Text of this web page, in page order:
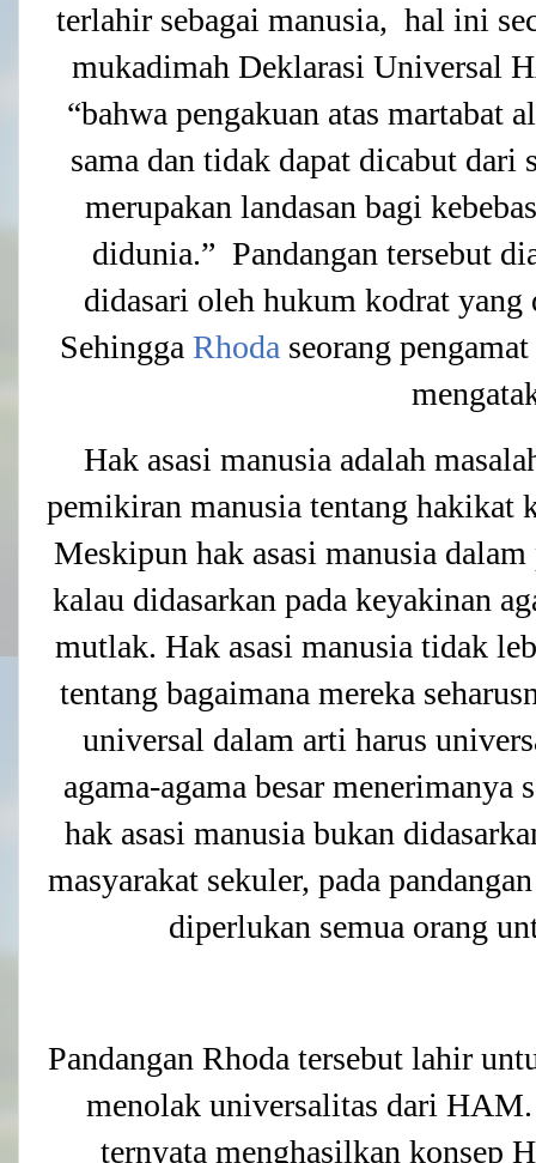
terlahir sebagai manusia, hal ini
mukadimah Deklarasi Universal
“bahwa pengakuan atas martabat
sama dan tidak dapat dicabut dari
merupakan landasan bagi
didunia.” Pandangan tersebut
didasari oleh hukum kodrat
Sehingga Rhoda seorang
Hak asasi manusia adalah
pemikiran manusia tentang hakikat
Meskipun hak asasi manusia
kalau didasarkan pada keyakinan
mutlak. Hak asasi manusia tidak
tentang bagaimana mereka
universal dalam arti harus
agama-agama besar
hak asasi manusia bukan
masyarakat sekuler, pada
diperlukan semua orang
Pandangan Rhoda tersebut lahir
menolak universalitas dari HAM.
ternyata menghasilkan konsep